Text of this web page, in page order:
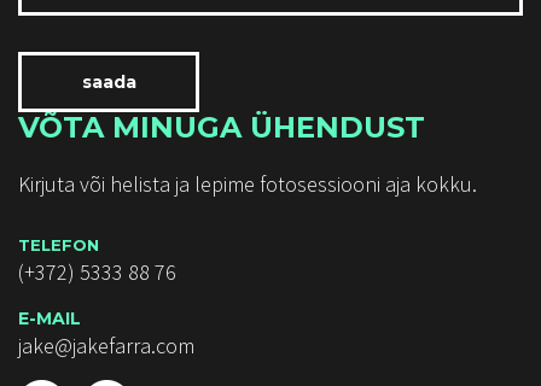
VÕTA MINUGA ÜHENDUST
Kirjuta või helista ja lepime fotosessiooni aja kokku.
TELEFON
(+372) 5333 88 76
E-MAIL
jake@jakefarra.com